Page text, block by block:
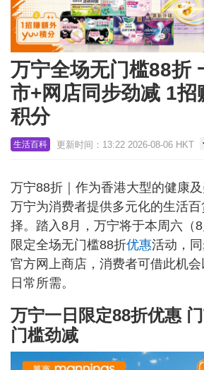
万宁全场无门槛88折
市+网店同步劲减 1
积分
生活百科 更新时间：13:22 2026-08-06 HKT
万宁88折｜作为香港大型的健康及
万宁为消费者提供多元化的生活
择。踏入8月，万宁将于本周六（
限定全场无门槛88折优惠活动，
官方网上商店，消费者可借此机
日常所需。
万宁一日限定88折优惠
门槛劲减